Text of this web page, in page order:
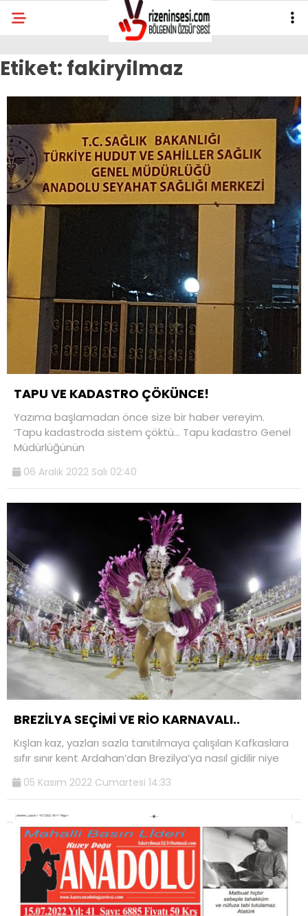
Etiket: fakiryilmaz
TAPU VE KADASTRO ÇÖKÜNCE!
Yazıma başlamadan önce size bir haber vereyim.
‘Tapu kadastroda sistem çöktü… Tapu kadastro Genel
Müdürlüğünün
06 Aralık 2022 Salı 02:40
BREZİLYA SEÇİMİ VE RİO KARNAVALI..
Kışları kaz, yazları sazla tanıtılmaya çalışılan Kafkaslara
sıfır sınır kent Ardahan’dan Brezilya’ya nasıl gidilir niye
05 Kasım 2022 Cumartesi 14:33